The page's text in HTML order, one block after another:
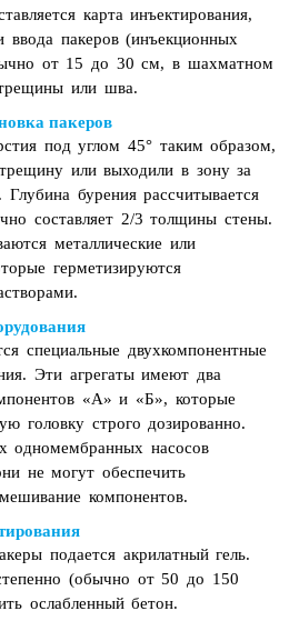
карта инъектирования,
ввода пакеров (инъекционных
от 15 до 30 см, в шахматном
или шва.
пакеров
под углом 45° таким образом,
или выходили в зону за
Глубина бурения рассчитывается
составляет 2/3 толщины стены.
металлические или
герметизируются
специальные двухкомпонентные
Эти агрегаты имеют два
«А» и «Б», которые
головку строго дозированно.
одномембранных насосов
не могут обеспечить
компонентов.
подается акрилатный гель.
(обычно от 50 до 150
ослабленный бетон.